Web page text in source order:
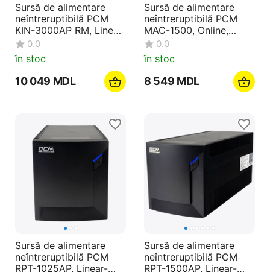
Sursă de alimentare
neîntreruptibilă PCM
KIN-3000AP RM, Linear-
interactiv, 3000VA,
Montare pe rafturi
0.0
în stoc
10 049 MDL
Sursă de alimentare
neîntreruptibilă PCM
MAC-1500, Online,
1500VA, Turn
0.0
în stoc
8 549 MDL
Sursă de alimentare
neîntreruptibilă PCM
RPT-1025AP, Linear-
Sursă de alimentare
neîntreruptibilă PCM
RPT-1500AP, Linear-